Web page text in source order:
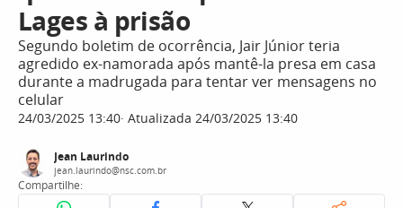
Lages à prisão
Segundo boletim de ocorrência, Jair Júnior teria
agredido ex-namorada após mantê-la presa em casa
durante a madrugada para tentar ver mensagens no
celular
24/03/2025 13:40 Atualizada 24/03/2025 13:40
Jean Laurindo
jean.laurindo@nsc.com.br
Compartilhe: